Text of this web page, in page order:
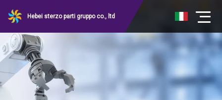
Hebei sterzo parti gruppo co., ltd